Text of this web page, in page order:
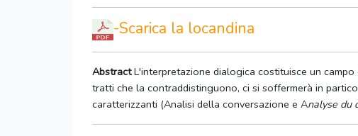
-Scarica la locandina
AbstractL'interpretazione dialogica costituisce un
tratti che la contraddistinguono, ci si soffermerà in
caratterizzanti (Analisi della conversazione e Analyse du